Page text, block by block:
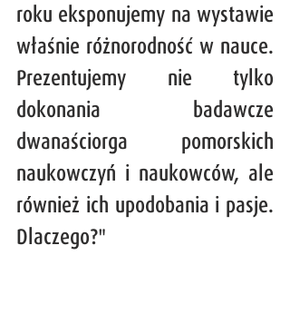
roku eksponujemy na wystawie
właśnie różnorodność w nauce.
Prezentujemy nie tylko
dokonania badawcze
dwanaściorga pomorskich
naukowczyń i naukowców, ale
również ich upodobania i pasje.
Dlaczego?"